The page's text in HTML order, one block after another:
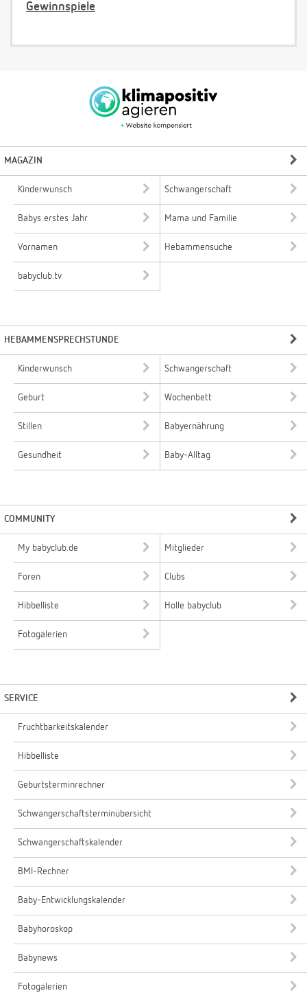
Gewinnspiele
MAGAZIN
Kinderwunsch Schwangerschaft
Babys erstes Jahr Mama und Familie
Vornamen Hebammensuche
babyclub.tv
HEBAMMENSPRECHSTUNDE
Kinderwunsch Schwangerschaft
Geburt Wochenbett
Stillen Babyernährung
Gesundheit Baby-Alltag
COMMUNITY
My babyclub.de Mitglieder
Foren Clubs
Hibbelliste Holle babyclub
Fotogalerien
SERVICE
Fruchtbarkeitskalender
Hibbelliste
Geburtsterminrechner
Schwangerschaftsterminübersicht
Schwangerschaftskalender
BMI-Rechner
Baby-Entwicklungskalender
Babyhoroskop
Babynews
Fotogalerien